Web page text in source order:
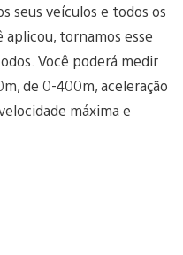
seus veículos e todos os
aplicou, tornamos esse
Você poderá medir
de 0-400m, aceleração
máxima e